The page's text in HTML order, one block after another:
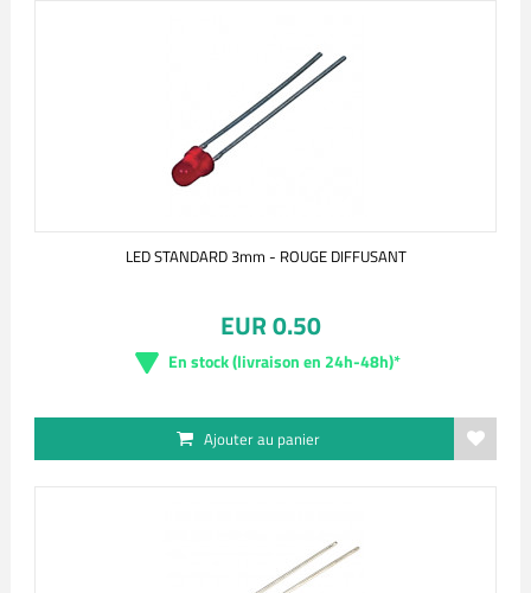
LED STANDARD 3mm - ROUGE DIFFUSANT
EUR 0.50
En stock (livraison en 24h-48h)*
Ajouter au panier